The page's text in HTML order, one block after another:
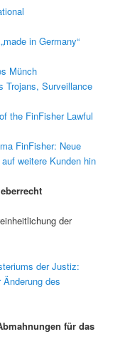
in Germany“
Münch
Trojans, Surveillance
the FinFisher Lawful
FinFisher: Neue
weitere Kunden hin
der
der Justiz:
des
für das